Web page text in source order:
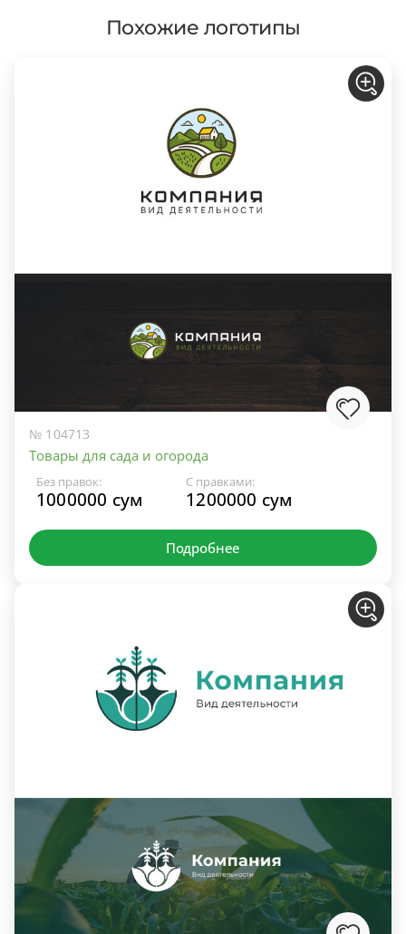
Похожие логотипы
№ 104713
Товары для сада и огорода
Без правок:
1000000 сум
С правками:
1200000 сум
Подробнее